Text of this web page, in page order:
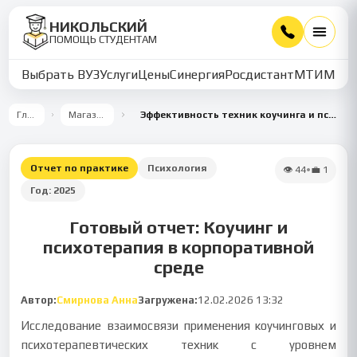
НИКОЛЬСКИЙ
ПОМОЩЬ СТУДЕНТАМ
Выбрать ВУЗУслугиЦеныСинергияРосдистантМТИММУ
Главная Магазин работ Эффективность техник коучинга и психотерапии в корпоративной среде
Отчет по практике
Психология
Год: 2025
👁 44•💼 1
Готовый отчет: Коучинг и
психотерапия в корпоративной
среде
Автор:Смирнова АннаЗагружена:12.02.2026 13:32
Исследование взаимосвязи применения коучинговых и
психотерапевтических техник с уровнем